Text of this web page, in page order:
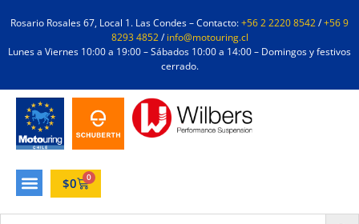
Rosario Rosales 67, Local 1. Las Condes – Contacto:+56 2 2220 8542/+56 9
8293 4852/info@motouring.cl
Lunes a Viernes 10:00 a 19:00 – Sábados 10:00 a 14:00 – Domingos y festivos
cerrado.
$0 0